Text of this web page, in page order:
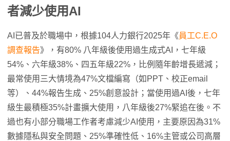
者減少使用AI
AI已普及於職場中，根據104人力銀行2025年《員工C.E.O
調查報告》，有80% 八年級後使用過生成式AI，七年級
54%、六年級38%、四五年級22%，比例隨年齡增長遞減；
最常使用三大情境為47%文檔編寫（如PPT、校正email
等）、44%報告生成、25%創意設計；當使用過AI後，七年
級生最積極35%計畫擴大使用，八年級後27%緊追在後。不
過也有小部分職場工作者考慮減少AI使用，主要原因為31%
數據隱私與安全問題、25%準確性低、16%主管或公司高層